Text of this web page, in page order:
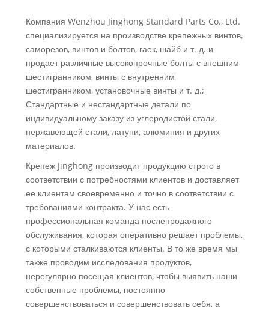
Компания Wenzhou Jinghong Standard Parts Co., Ltd.
специализируется на производстве крепежных винтов,
саморезов, винтов и болтов, гаек, шайб и т. д. и
продает различные высокопрочные болты с внешним
шестигранником, винты с внутренним
шестигранником, установочные винты и т. д.;
Стандартные и нестандартные детали по
индивидуальному заказу из углеродистой стали,
нержавеющей стали, латуни, алюминия и других
материалов.
Крепеж Jinghong производит продукцию строго в
соответствии с потребностями клиентов и доставляет
ее клиентам своевременно и точно в соответствии с
требованиями контракта. У нас есть
профессиональная команда послепродажного
обслуживания, которая оперативно решает проблемы,
с которыми сталкиваются клиенты. В то же время мы
также проводим исследования продуктов,
нерегулярно посещая клиентов, чтобы выявить наши
собственные проблемы, постоянно
совершенствоваться и совершенствовать себя, а